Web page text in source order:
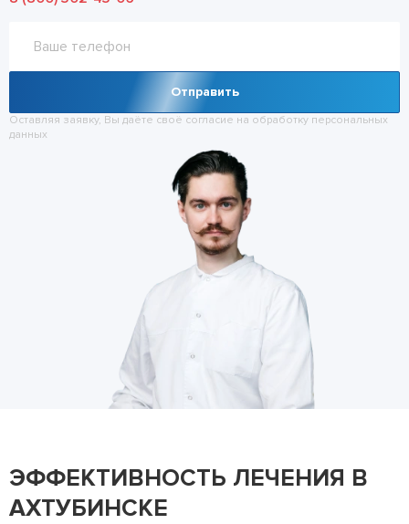
Отправить
Оставляя заявку, Вы даёте своё согласие на обработку персональных
данных
ЭФФЕКТИВНОСТЬ ЛЕЧЕНИЯ В
АХТУБИНСКЕ